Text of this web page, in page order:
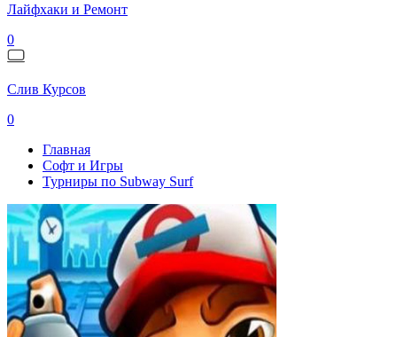
Лайфхаки и Ремонт
0
Слив Курсов
0
Главная
Софт и Игры
Турниры по Subway Surf